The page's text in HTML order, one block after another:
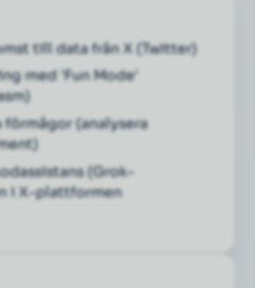
till data från X (Twitter)
med 'Fun Mode'
(analysera
(Grok-
i X-plattformen